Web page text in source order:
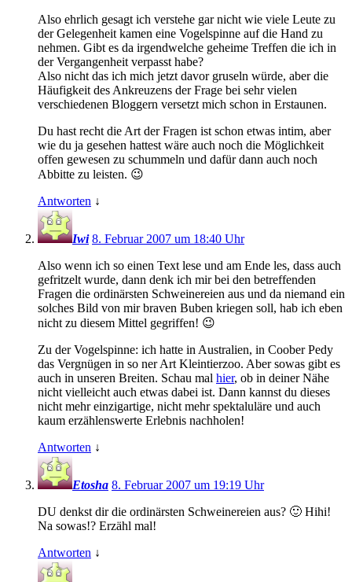
Also ehrlich gesagt ich verstehe gar nicht wie viele Leute zu
der Gelegenheit kamen eine Vogelspinne auf die Hand zu
nehmen. Gibt es da irgendwelche geheime Treffen die ich in
der Vergangenheit verpasst habe?
Also nicht das ich mich jetzt davor gruseln würde, aber die
Häufigkeit des Ankreuzens der Frage bei sehr vielen
verschiedenen Bloggern versetzt mich schon in Erstaunen.
Du hast recht die Art der Fragen ist schon etwas intim, aber
wie du ja gesehen hattest wäre auch noch die Möglichkeit
offen gewesen zu schummeln und dafür dann auch noch
Abbitte zu leisten. 😉
Antworten ↓
Iwi 8. Februar 2007 um 18:40 Uhr
Also wenn ich so einen Text lese und am Ende les, dass auch
gefritzelt wurde, dann denk ich mir bei den betreffenden
Fragen die ordinärsten Schweinereien aus und da niemand ein
solches Bild von mir braven Buben kriegen soll, hab ich eben
nicht zu diesem Mittel gegriffen! 😉
Zu der Vogelspinne: ich hatte in Australien, in Coober Pedy
das Vergnügen in so ner Art Kleintierzoo. Aber sowas gibt es
auch in unseren Breiten. Schau mal hier, ob in deiner Nähe
nicht vielleicht auch etwas dabei ist. Dann kannst du dieses
nicht mehr einzigartige, nicht mehr spektaluläre und auch
kaum erzählenswerte Erlebnis nachholen!
Antworten ↓
Etosha 8. Februar 2007 um 19:19 Uhr
DU denkst dir die ordinärsten Schweinereien aus? 🙂 Hihi!
Na sowas!? Erzähl mal!
Antworten ↓